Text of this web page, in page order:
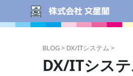
BLOG > DX/ITシステム >
DX/ITシス